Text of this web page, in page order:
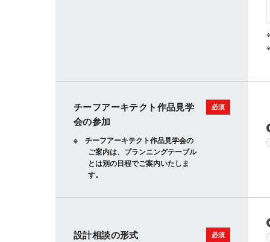
チーフアーキテクト作品見学
会の参加
チーフアーキテクト作品見学会の
ご案内は、プランニングテーブル
とは別の日程でご案内いたしま
す。
設計相談の形式